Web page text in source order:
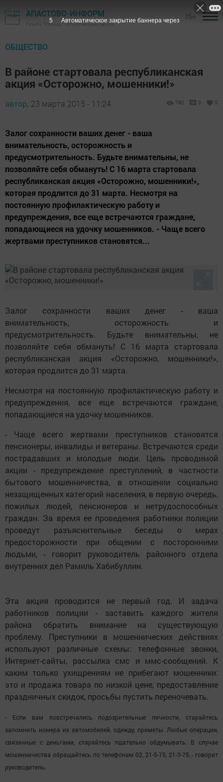
АПАСТОВО-ИНФОРМ
Газета "Звезда" - Апастовский район
ОБЩЕСТВО
В районе стартовала республиканская
акция «Осторожно, мошенники!»
автор, 23 марта 2015 - 11:24 792 0 0
Залог сохранности ваших денег - ваша
внимательность, осторожность и
предусмотрительность. Будьте внимательны, не
позволяйте себя обмануть! С 16 марта стартовала
республиканская акция «Осторожно, мошенники!»,
которая продлится до 31 марта. Несмотря на
постоянную профилактическую работу и
предупреждения, все еще встречаются граждане,
попадающиеся на удочку мошенников. - Чаще всего
жертвами преступников становятся...
Залог сохранности ваших денег - ваша
внимательность, осторожность и
предусмотрительность. Будьте внимательны, не
позволяйте себя обмануть! С 16 марта стартовала
республиканская акция «Осторожно, мошенники!»,
которая продлится до 31 марта.
Несмотря на постоянную профилактическую работу и
предупреждения, все еще встречаются граждане,
попадающиеся на удочку мошенников.
- Чаще всего жертвами преступников становятся
пенсионеры, инвалиды и ветераны. Встречаются среди
пострадавших и молодые люди. Цель проводимой
акции - предупреждение преступлений, в частности
бытового мошенничества, в отношении социально
незащищенных категорий населения, в первую очередь,
пожилых людей, пенсионеров и нетрудоспособных
граждан. За время ее проведения работники полиции
проведут разъяснительные беседы о мерах
предосторожности при общении с посторонними
людьми, - говорит руководитель районного отдела
внутренних дел Рамиль Хабибуллин.
Эта акция проводится не первый год. И задача
работников полиции - заставить каждого жителя
района обратить внимание на существующую
проблему. Преступники в мошеннических действиях
используют различные схемы: телефонные звонки,
Интернет-сайты, рассылка смс и ммс-сообщений. К
каким только ухищрениям не прибегают мошенники:
это и продажа товара по низкой цене, предоставление
праздничных скидок, просьбы пустить переночевать.
- Если вам повстречались подозрительные личности, старайтесь
запомнить номера их автомобилей, одежду, приметы. Любые операции,
связанные с деньгами, старайтесь тщательно обдумывать. В случае
мошенничества обращайтесь по телефонам 02, 21-5-75, 21-3-75, - говорит
руководитель.
4 Автоматическое закрытие баннера через